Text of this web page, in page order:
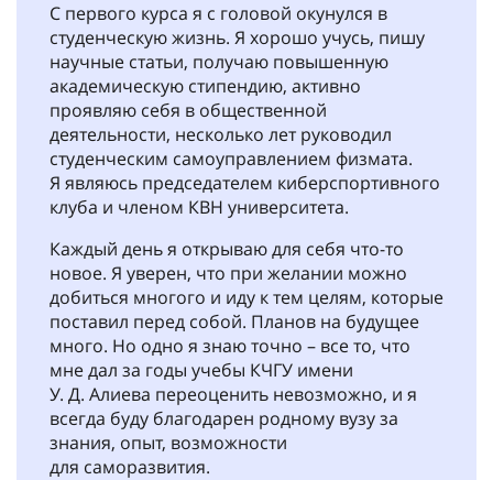
С первого курса я с головой окунулся в
студенческую жизнь. Я хорошо учусь, пишу
научные статьи, получаю повышенную
академическую стипендию, активно
проявляю себя в общественной
деятельности, несколько лет руководил
студенческим самоуправлением физмата.
Я являюсь председателем киберспортивного
клуба и членом КВН университета.
Каждый день я открываю для себя что-то
новое. Я уверен, что при желании можно
добиться многого и иду к тем целям, которые
поставил перед собой. Планов на будущее
много. Но одно я знаю точно – все то, что
мне дал за годы учебы КЧГУ имени
У. Д. Алиева переоценить невозможно, и я
всегда буду благодарен родному вузу за
знания, опыт, возможности
для саморазвития.